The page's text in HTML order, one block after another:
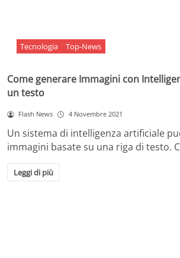
Tecnologia Top-News
Come generare Immagini con
un testo
Flash News 4 Novembre 2021
Un sistema di intelligenza artificiale
immagini basate su una riga di testo.
Leggi di più